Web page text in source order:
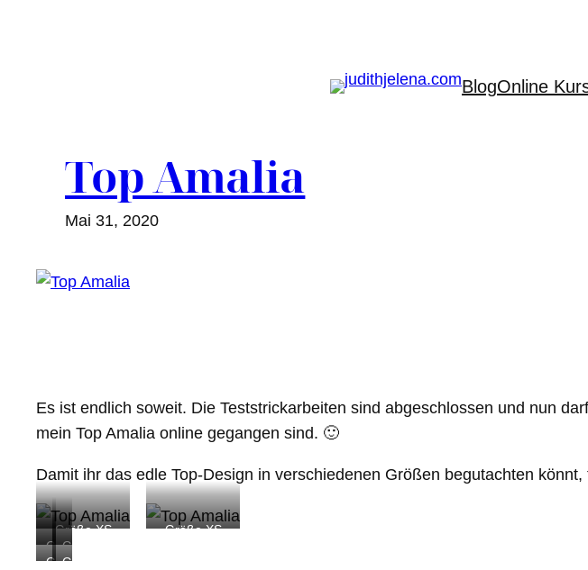
BlogOnline
Top Amalia
Mai 31, 2020
Es ist endlich soweit. Die Teststrickarbeiten sind abgeschlossen und nun
mein Top Amalia online gegangen sind. 🙂
Damit ihr das edle Top-Design in verschiedenen Größen begutachten
Größe XS
Größe XS
GrößeGröße
GrößeGröße